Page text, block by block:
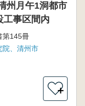
州月午1洞都市
工事区間内
第145冊
院、清州市
＋